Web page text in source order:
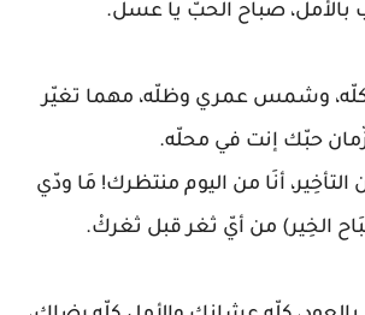
صباح الحبّ يا عسل.
كلّه، وشمس عمري وظلّه، مهما تغيّر
حبّك إنت في محلّه.
التأخِير، أنَا من اليوم منتظرك! مَا ودّي
الخِير) من أيّ ثغر قبل ثغركْ.